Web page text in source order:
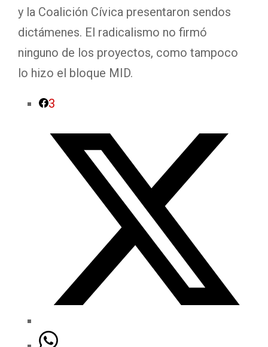
y la Coalición Cívica presentaron sendos
dictámenes. El radicalismo no firmó
ninguno de los proyectos, como tampoco
lo hizo el bloque MID.
3